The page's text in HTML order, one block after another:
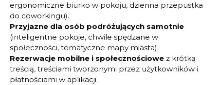
ergonomiczne biurko w pokoju, dzienna przepustka
do coworkingu).
Przyjazne dla osób podróżujących samotnie
(inteligentne pokoje, chwile spędzane w
społeczności, tematyczne mapy miasta).
Rezerwacje mobilne i społecznościowe z krótką
treścią, treściami tworzonymi przez użytkowników i
płatnościami w aplikacji.